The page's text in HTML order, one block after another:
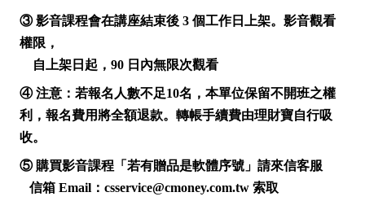
③ 影音課程會在講座結束後 3 個工作日上架。影音觀看
權限，
自上架日起，90 日內無限次觀看
④ 注意：若報名人數不足10名，本單位保留不開班之權
利，報名費用將全額退款。轉帳手續費由理財寶自行吸
收。
⑤ 購買影音課程「若有贈品是軟體序號」請來信客服
信箱 Email：csservice@cmoney.com.tw 索取